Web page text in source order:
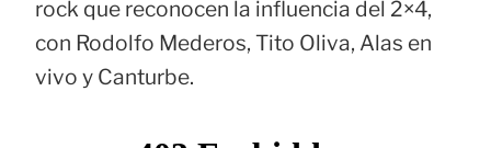
rock que reconocen la influencia del 2×4,
con Rodolfo Mederos, Tito Oliva, Alas en
vivo y Canturbe.